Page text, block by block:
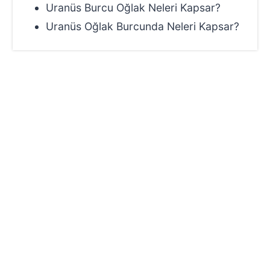
Uranüs Burcu Oğlak Neleri Kapsar?
Uranüs Oğlak Burcunda Neleri Kapsar?